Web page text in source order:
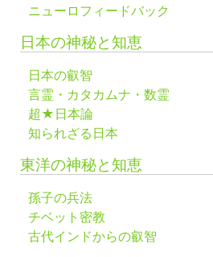
ニューロフィードバック
日本の神秘と知恵
日本の叡智
言霊・カタカムナ・数霊
超★日本論
知られざる日本
東洋の神秘と知恵
孫子の兵法
チベット密教
古代インドからの叡智